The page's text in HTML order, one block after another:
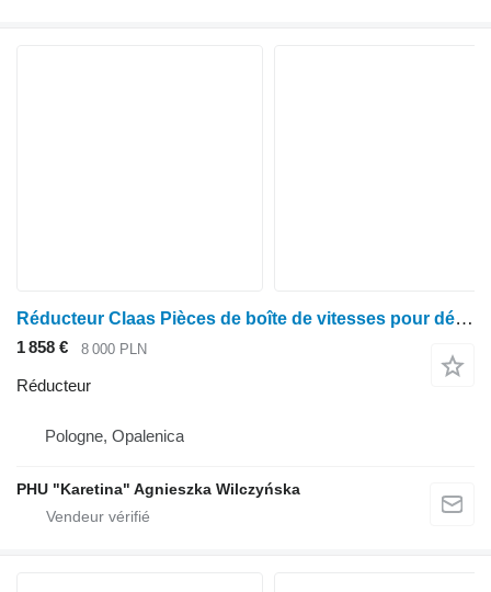
Réducteur Claas Pièces de boîte de vitesses pour débroussailleuse Lexion 2082010 0006375341 0006699 pour Claas
1 858 € 8 000 PLN
Réducteur
Pologne, Opalenica
PHU "Karetina" Agnieszka Wilczyńska